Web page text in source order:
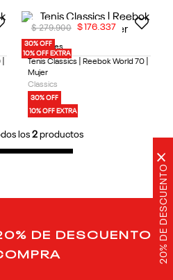
20% DE DESCUENTO
×
30% OFF
10% OFF EXTRA
3 Colores
Tenis Classics | Reebok World 70 |
Mujer
Classics
30% OFF
10% OFF EXTRA
$ 279.900 $176.337
los 2productos
DE DESCUENTO